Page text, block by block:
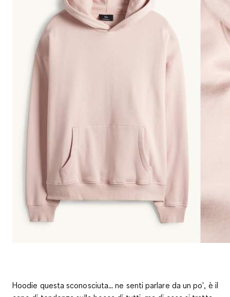
Hoodie questa sconosciuta... ne senti parlare da un po', è il